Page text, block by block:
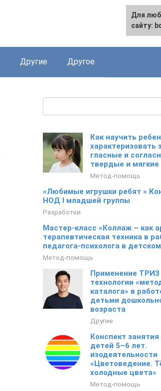
Другие Другое
Как научить
характеризовать
гласные и
твердые и мягкие
Метод-помощь
«Любимые игрушки ребят »
НОД I младшей группы
Разработки
Мастер-класс «Коллаж – как
терапевтическая техника в
педагога-психолога в
Метод-помощь
Применение ТРИЗ
технологии
каталога» в
детьми
возраста
Другие
Конспект
детей 5–6 лет.
изодеятельности
«Цветоведение.
холодные цвета»
Метод-помощь
Для
сайту: